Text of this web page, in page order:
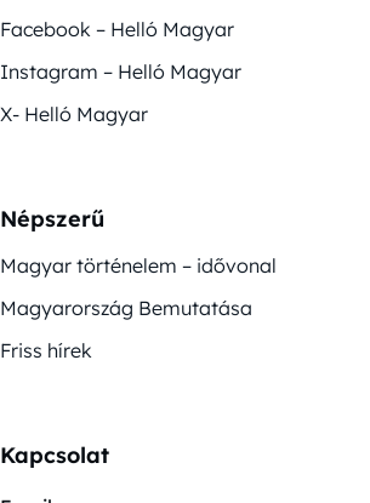
Facebook – Helló Magyar
Instagram – Helló Magyar
X- Helló Magyar
Népszerű
Magyar történelem – idővonal
Magyarország Bemutatása
Friss hírek
Kapcsolat